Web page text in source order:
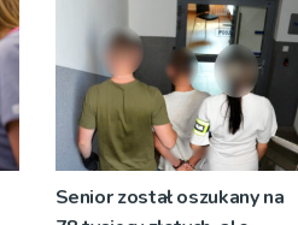
Senior został oszukany na